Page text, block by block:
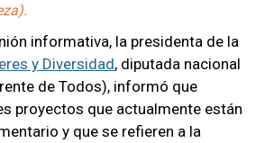
informativa, la presidenta de la
y Diversidad, diputada nacional
de Todos), informó que
proyectos que actualmente están
y que se refieren a la